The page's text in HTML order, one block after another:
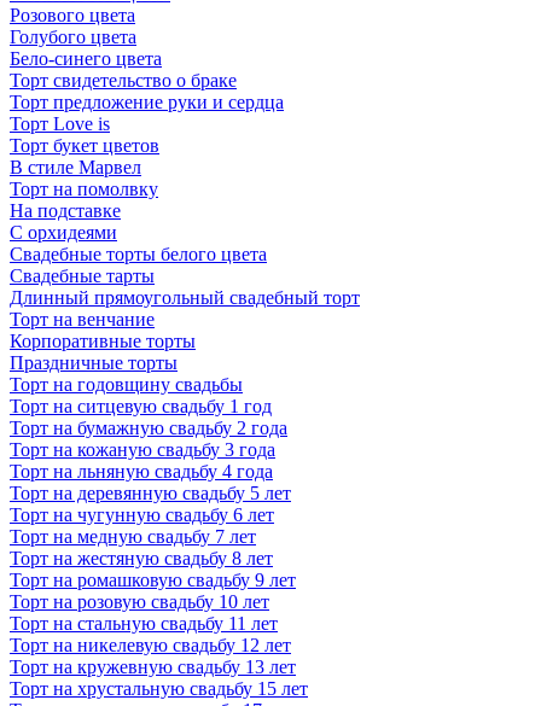
Розового цвета
Голубого цвета
Бело-синего цвета
Торт свидетельство о браке
Торт предложение руки и сердца
Торт Love is
Торт букет цветов
В стиле Марвел
Торт на помолвку
На подставке
С орхидеями
Свадебные торты белого цвета
Свадебные тарты
Длинный прямоугольный свадебный торт
Торт на венчание
Корпоративные торты
Праздничные торты
Торт на годовщину свадьбы
Торт на ситцевую свадьбу 1 год
Торт на бумажную свадьбу 2 года
Торт на кожаную свадьбу 3 года
Торт на льняную свадьбу 4 года
Торт на деревянную свадьбу 5 лет
Торт на чугунную свадьбу 6 лет
Торт на медную свадьбу 7 лет
Торт на жестяную свадьбу 8 лет
Торт на ромашковую свадьбу 9 лет
Торт на розовую свадьбу 10 лет
Торт на стальную свадьбу 11 лет
Торт на никелевую свадьбу 12 лет
Торт на кружевную свадьбу 13 лет
Торт на хрустальную свадьбу 15 лет